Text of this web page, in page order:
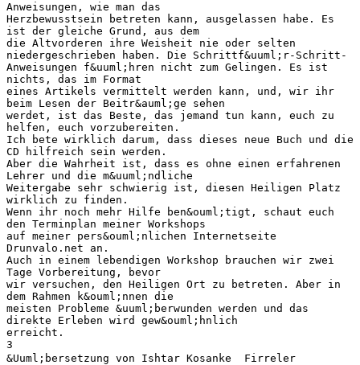
Anweisungen, wie man das
Herzbewusstsein betreten kann, ausgelassen habe. Es
ist der gleiche Grund, aus dem
die Altvorderen ihre Weisheit nie oder selten
niedergeschrieben haben. Die Schrittf&uuml;r-Schritt-
Anweisungen f&uuml;hren nicht zum Gelingen. Es ist
nichts, das im Format
eines Artikels vermittelt werden kann, und, wir ihr
beim Lesen der Beitr&auml;ge sehen
werdet, ist das Beste, das jemand tun kann, euch zu
helfen, euch vorzubereiten.
Ich bete wirklich darum, dass dieses neue Buch und die
CD hilfreich sein werden.
Aber die Wahrheit ist, dass es ohne einen erfahrenen
Lehrer und die m&uuml;ndliche
Weitergabe sehr schwierig ist, diesen Heiligen Platz
wirklich zu finden.
Wenn ihr noch mehr Hilfe ben&ouml;tigt, schaut euch
den Terminplan meiner Workshops
auf meiner pers&ouml;nlichen Internetseite
Drunvalo.net an.
Auch in einem lebendigen Workshop brauchen wir zwei
Tage Vorbereitung, bevor
wir versuchen, den Heiligen Ort zu betreten. Aber in
dem Rahmen k&ouml;nnen die
meisten Probleme &uuml;berwunden werden und das
direkte Erleben wird gew&ouml;hnlich
erreicht.
3
&Uuml;bersetzung von Ishtar Kosanke  Firreler